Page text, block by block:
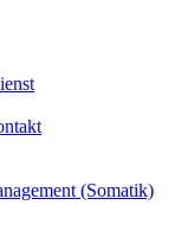
(Somatik)